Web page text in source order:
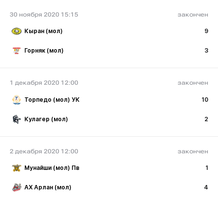
30 ноября 2020 15:15 закончен
Кыран (мол) 9
Горняк (мол) 3
1 декабря 2020 12:00 закончен
Торпедо (мол) УК 10
Кулагер (мол) 2
2 декабря 2020 12:00 закончен
Мунайши (мол) Пв 1
АХ Арлан (мол) 4